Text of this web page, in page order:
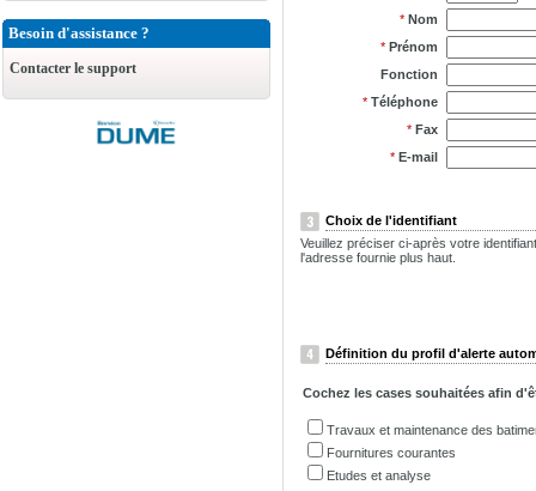
Besoin d'assistance ?
Contacter le support
* Nom
* Prénom
Fonction
* Téléphone
* Fax
* E-mail
Choix de l'identifiant
Veuillez préciser ci-après votre
l'adresse fournie plus haut.
Définition du profil d'alerte
Cochez les cases souhaitées afin
Travaux et maintenance des
Fournitures courantes
Etudes et analyse